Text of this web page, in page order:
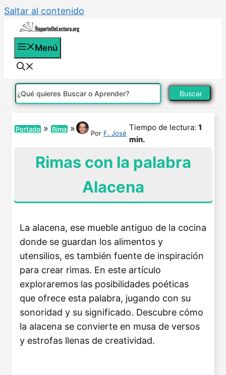
Saltar al contenido
Menú
Buscar
Portada » Rima » Por F. José
Tiempo de lectura: 1
min.
Rimas con la palabra
Alacena
La alacena, ese mueble antiguo de la cocina
donde se guardan los alimentos y
utensilios, es también fuente de inspiración
para crear rimas. En este artículo
exploraremos las posibilidades poéticas
que ofrece esta palabra, jugando con su
sonoridad y su significado. Descubre cómo
la alacena se convierte en musa de versos
y estrofas llenas de creatividad.